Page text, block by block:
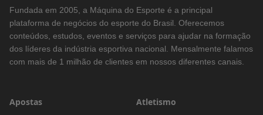
Fundada em 2005, a Máquina do Esporte é a principal
plataforma de negócios do esporte do Brasil. Oferecemos
conteúdos, estudos, eventos e serviços para ajudar na formação
dos líderes da indústria esportiva nacional. Mensalmente falamos
com mais de 1 milhão de clientes em nossos diferentes canais.
Apostas
Atletismo